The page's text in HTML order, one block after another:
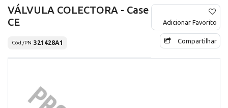
VÁLVULA COLECTORA - Case
CE
Cód./PN 321428A1
Adicionar Favorito
Compartilhar